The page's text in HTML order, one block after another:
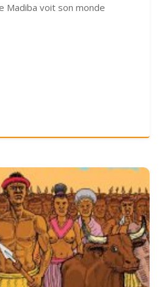
Madiba voit son monde